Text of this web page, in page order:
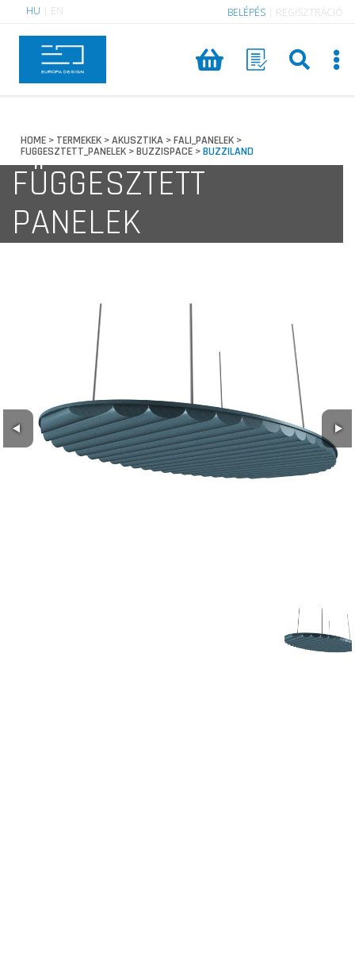
HU EN BELÉPÉS REGISZTRÁCIÓ
HOME > TERMEKEK >AKUSZTIKA >FALI_PANELEK >
FUGGESZTETT_PANELEK >BUZZISPACE >BUZZILAND
FÜGGESZTETT
PANELEK